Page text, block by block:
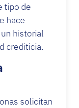
tipo de
hace
historial
crediticia.
solicitan